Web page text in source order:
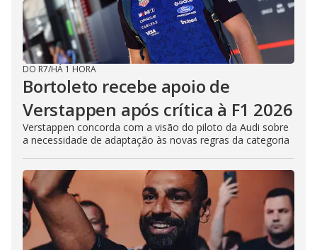
DO R7/HÁ 1 HORA
Bortoleto recebe apoio de
Verstappen após crítica à F1 2026
Verstappen concorda com a visão do piloto da Audi sobre
a necessidade de adaptação às novas regras da categoria